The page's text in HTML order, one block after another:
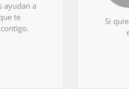
ayudan a
te
Si